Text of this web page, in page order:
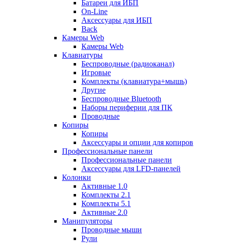
Батареи для ИБП
On-Line
Аксессуары для ИБП
Back
Камеры Web
Камеры Web
Клавиатуры
Беспроводные (радиоканал)
Игровые
Комплекты (клавиатура+мышь)
Другие
Беспроводные Bluetooth
Наборы периферии для ПК
Проводные
Копиры
Копиры
Аксессуары и опции для копиров
Профессиональные панели
Профессиональные панели
Аксессуары для LFD-панелей
Колонки
Активные 1.0
Комплекты 2.1
Комплекты 5.1
Активные 2.0
Манипуляторы
Проводные мыши
Рули